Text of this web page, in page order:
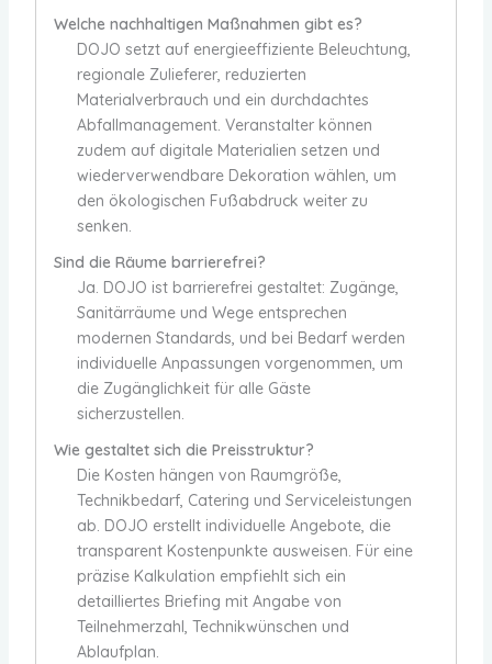
Welche nachhaltigen Maßnahmen gibt es?
DOJO setzt auf energieeffiziente Beleuchtung,
regionale Zulieferer, reduzierten
Materialverbrauch und ein durchdachtes
Abfallmanagement. Veranstalter können
zudem auf digitale Materialien setzen und
wiederverwendbare Dekoration wählen, um
den ökologischen Fußabdruck weiter zu
senken.
Sind die Räume barrierefrei?
Ja. DOJO ist barrierefrei gestaltet: Zugänge,
Sanitärräume und Wege entsprechen
modernen Standards, und bei Bedarf werden
individuelle Anpassungen vorgenommen, um
die Zugänglichkeit für alle Gäste
sicherzustellen.
Wie gestaltet sich die Preisstruktur?
Die Kosten hängen von Raumgröße,
Technikbedarf, Catering und Serviceleistungen
ab. DOJO erstellt individuelle Angebote, die
transparent Kostenpunkte ausweisen. Für eine
präzise Kalkulation empfiehlt sich ein
detailliertes Briefing mit Angabe von
Teilnehmerzahl, Technikwünschen und
Ablaufplan.